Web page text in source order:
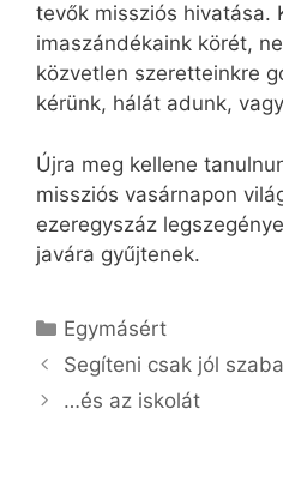
tevők missziós hivatása.
imaszándékaink körét,
közvetlen szeretteinkre
kérünk, hálát adunk,
Újra meg kellene
missziós vasárnapon
ezeregyszáz
javára gyűjtenek.
Kategória
Egymásért
Segíteni csak jól
…és az iskolát